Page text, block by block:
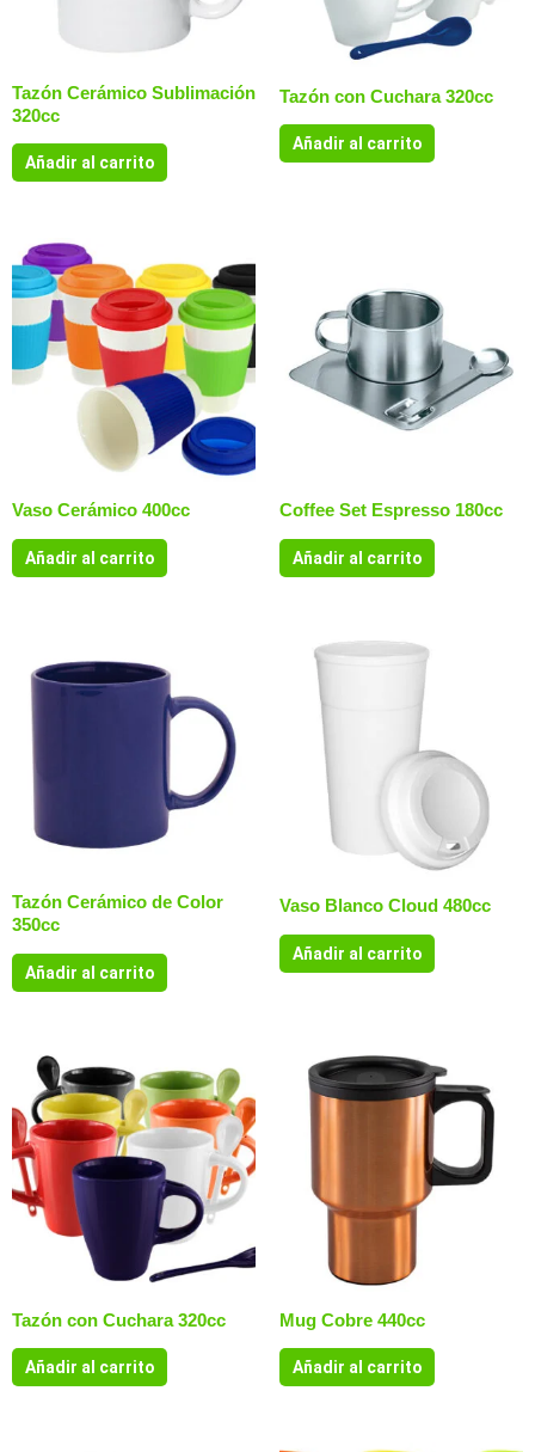
Tazón Cerámico Sublimación
320cc
Añadir al carrito
Tazón con Cuchara 320cc
Añadir al carrito
Vaso Cerámico 400cc
Añadir al carrito
Coffee Set Espresso 180cc
Añadir al carrito
Tazón Cerámico de Color
350cc
Añadir al carrito
Vaso Blanco Cloud 480cc
Añadir al carrito
Tazón con Cuchara 320cc
Añadir al carrito
Mug Cobre 440cc
Añadir al carrito